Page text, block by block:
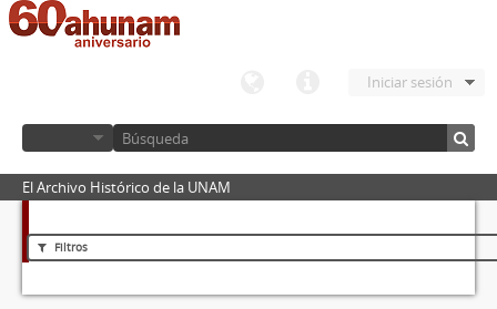
Iniciar sesión
El Archivo Histórico de la UNAM
Filtros